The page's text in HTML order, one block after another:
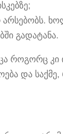
არსებობს.
გადატანა.
როგორც
და